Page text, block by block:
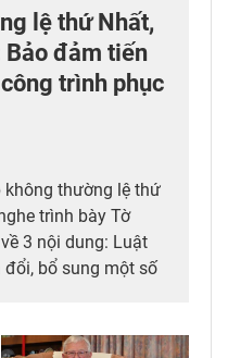
lệ thứ Nhất,
Bảo đảm tiến
trình phục
không thường lệ thứ
trình bày Tờ
3 nội dung: Luật
bổ sung một số
sửa đổi, bổ sung